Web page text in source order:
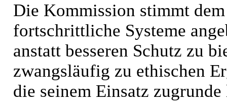
Die Kommission stimmt
fortschrittliche Systeme
anstatt besseren Schutz zu
zwangsläufig zu ethischen
die seinem Einsatz